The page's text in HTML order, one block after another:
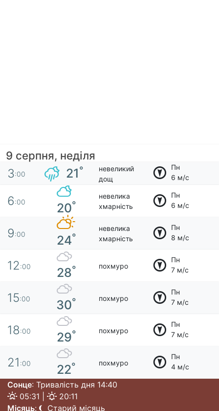
9 серпня, неділя
3:00 21°
невеликий
дощ
Пн
6 м/с
6:00 20°
невелика
хмарність
Пн
6 м/с
9:00 24°
невелика
хмарність
Пн
8 м/с
12:00 28° похмуро
Пн
7 м/с
15:00 30° похмуро
Пн
7 м/с
18:00 29° похмуро
Пн
7 м/с
21 :00 22° похмуро
Пн
4 м/с
Сонце: Тривалість дня 14:40
05:31 |
20:11
Місяць: Старий місяць